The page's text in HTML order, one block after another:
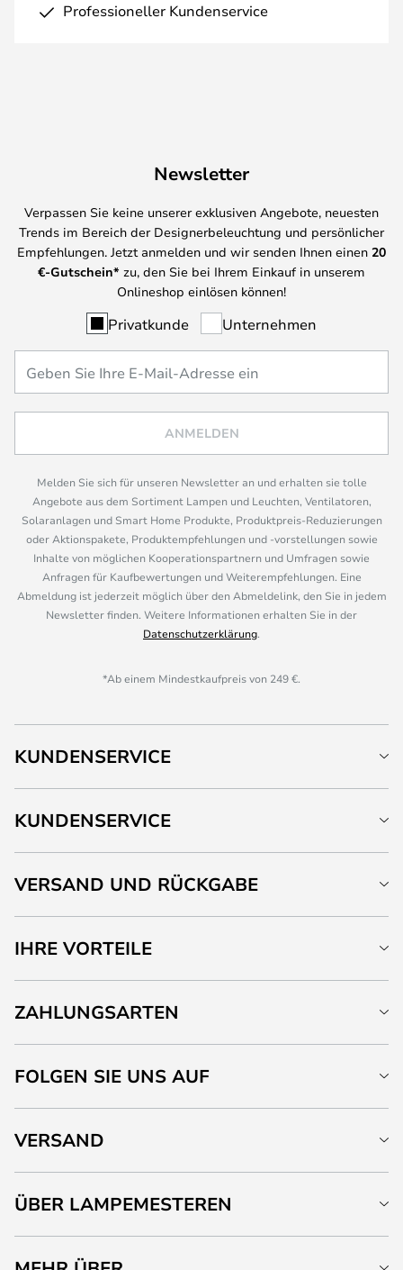
Professioneller Kundenservice
Newsletter
Verpassen Sie keine unserer exklusiven Angebote, neuesten
Trends im Bereich der Designerbeleuchtung und persönlicher
Empfehlungen. Jetzt anmelden und wir senden Ihnen einen 20
€-Gutschein* zu, den Sie bei Ihrem Einkauf in unserem
Onlineshop einlösen können!
Privatkunde Unternehmen
ANMELDEN
Melden Sie sich für unseren Newsletter an und erhalten sie tolle
Angebote aus dem Sortiment Lampen und Leuchten, Ventilatoren,
Solaranlagen und Smart Home Produkte, Produktpreis-Reduzierungen
oder Aktionspakete, Produktempfehlungen und -vorstellungen sowie
Inhalte von möglichen Kooperationspartnern und Umfragen sowie
Anfragen für Kaufbewertungen und Weiterempfehlungen. Eine
Abmeldung ist jederzeit möglich über den Abmeldelink, den Sie in jedem
Newsletter finden. Weitere Informationen erhalten Sie in der
Datenschutzerklärung.
*Ab einem Mindestkaufpreis von 249 €.
KUNDENSERVICE
KUNDENSERVICE
VERSAND UND RÜCKGABE
IHRE VORTEILE
ZAHLUNGSARTEN
FOLGEN SIE UNS AUF
VERSAND
ÜBER LAMPEMESTEREN